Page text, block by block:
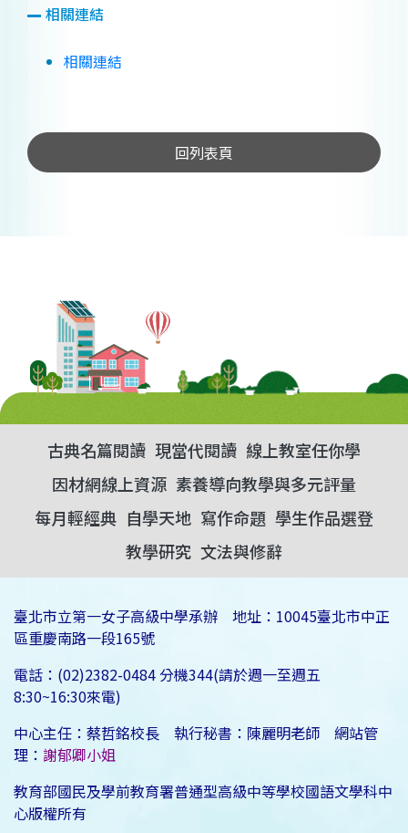
相關連結
相關連結
回列表頁
古典名篇閱讀 現當代閱讀 線上教室任你學
因材網線上資源 素養導向教學與多元評量
每月輕經典 自學天地 寫作命題 學生作品選登
教學研究 文法與修辭
臺北市立第一女子高級中學承辦 地址：10045臺北市中正
區重慶南路一段165號
電話：(02)2382-0484 分機344(請於週一至週五
8:30~16:30來電)
中心主任：蔡哲銘校長 執行秘書：陳麗明老師 網站管
理： 謝郁卿小姐
教育部國民及學前教育署普通型高級中等學校國語文學科中
心版權所有